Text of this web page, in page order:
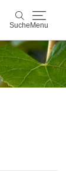
Suche Menu
Suche